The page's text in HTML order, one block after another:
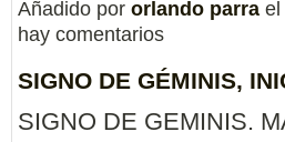
Añadido por orlando parra el
hay comentarios
SIGNO DE GÉMINIS,
SIGNO DE GEMINIS.